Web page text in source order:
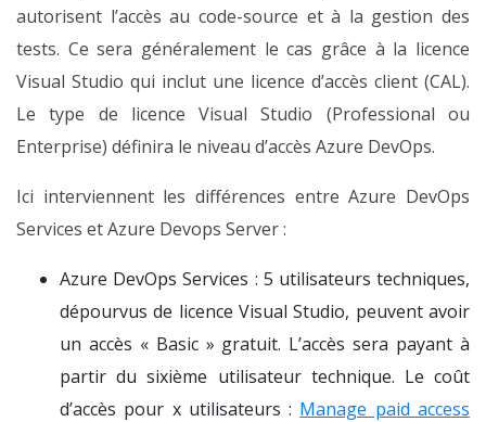
autorisent l’accès au code-source et à la gestion des
tests. Ce sera généralement le cas grâce à la licence
Visual Studio qui inclut une licence d’accès client (CAL).
Le type de licence Visual Studio (Professional ou
Enterprise) définira le niveau d’accès Azure DevOps.
Ici interviennent les différences entre Azure DevOps
Services et Azure Devops Server :
Azure DevOps Services : 5 utilisateurs techniques,
dépourvus de licence Visual Studio, peuvent avoir
un accès « Basic » gratuit. L’accès sera payant à
partir du sixième utilisateur technique. Le coût
d’accès pour x utilisateurs : Manage paid access